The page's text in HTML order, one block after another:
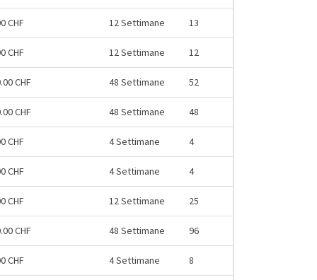
CHF 12 Settimane 13
CHF 12 Settimane 12
CHF 48 Settimane 52
CHF 48 Settimane 48
CHF 4 Settimane 4
CHF 4 Settimane 4
CHF 12 Settimane 25
CHF 48 Settimane 96
CHF 4 Settimane 8